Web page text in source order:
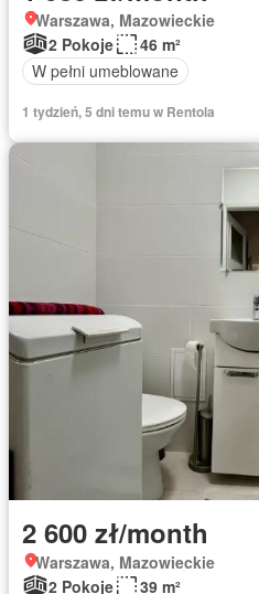
Warszawa, Mazowieckie
2 Pokoje
46 m²
W pełni umeblowane
1 tydzień, 5 dni temu w Rentola
2 600 zł/month
Warszawa, Mazowieckie
2 Pokoje
39 m²